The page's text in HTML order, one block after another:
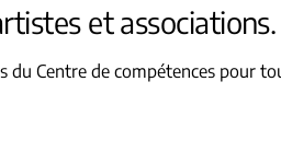
et associations.
du Centre de compétences pour